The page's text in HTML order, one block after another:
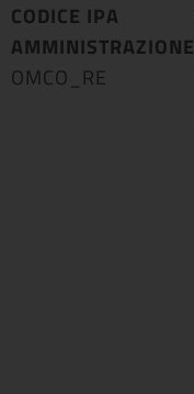
CODICE IPA
AMMINISTRAZIONE
OMCO_RE